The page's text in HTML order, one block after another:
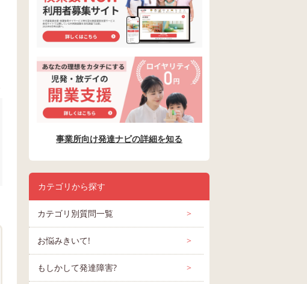
事業所向け発達ナビの詳細を知る
カテゴリから探す
カテゴリ別質問一覧 >
お悩みきいて! >
もしかして発達障害? >